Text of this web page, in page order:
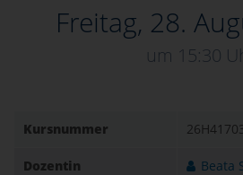
Freitag, 28.
um 15:30
Kursnummer
Dozentin Beata